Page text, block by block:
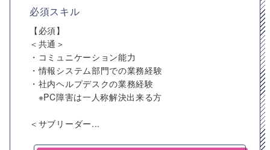
必須スキル
【必須】
＜共通＞
・コミュニケーション能力
・情報システム部門での業務経験
・社内ヘルプデスクの業務経験
※PC障害は一人称解決出来る方
＜サブリーダー...